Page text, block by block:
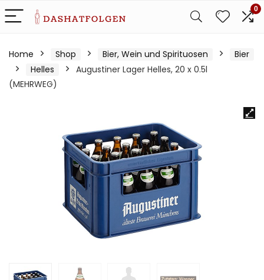
0
Home Shop Bier, Wein und Spirituosen
Bier
Helles
Augustiner Lager Helles, 20 x 0.5l
(MEHRWEG)